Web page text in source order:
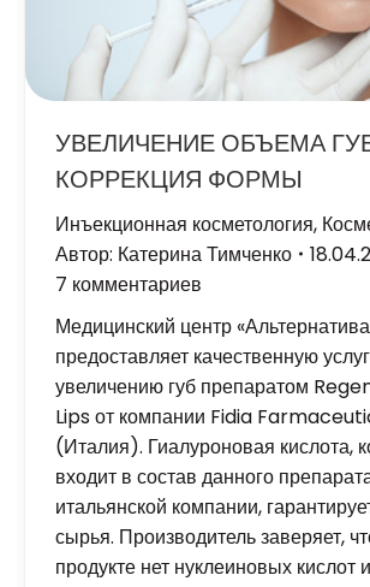
УВЕЛИЧЕНИЕ ОБЪЕМА
КОРРЕКЦИЯ ФОРМЫ
Инъекционная косметология,
Автор: Катерина Тимченко
7 комментариев
Медицинский центр
предоставляет качественную
увеличению губ препаратом
Lips от компании Fidia
(Италия). Гиалуроновая кислота,
входит в состав данного
итальянской компании,
сырья. Производитель заверяет,
продукте нет нуклеиновых кислот